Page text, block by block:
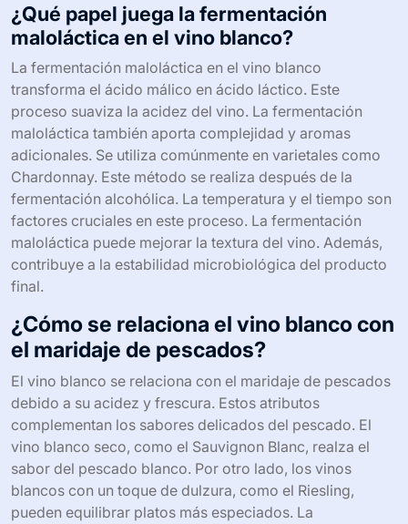
¿Qué papel juega la fermentación
maloláctica en el vino blanco?
La fermentación maloláctica en el vino blanco
transforma el ácido málico en ácido láctico. Este
proceso suaviza la acidez del vino. La fermentación
maloláctica también aporta complejidad y aromas
adicionales. Se utiliza comúnmente en varietales como
Chardonnay. Este método se realiza después de la
fermentación alcohólica. La temperatura y el tiempo son
factores cruciales en este proceso. La fermentación
maloláctica puede mejorar la textura del vino. Además,
contribuye a la estabilidad microbiológica del producto
final.
¿Cómo se relaciona el vino blanco con
el maridaje de pescados?
El vino blanco se relaciona con el maridaje de pescados
debido a su acidez y frescura. Estos atributos
complementan los sabores delicados del pescado. El
vino blanco seco, como el Sauvignon Blanc, realza el
sabor del pescado blanco. Por otro lado, los vinos
blancos con un toque de dulzura, como el Riesling,
pueden equilibrar platos más especiados. La